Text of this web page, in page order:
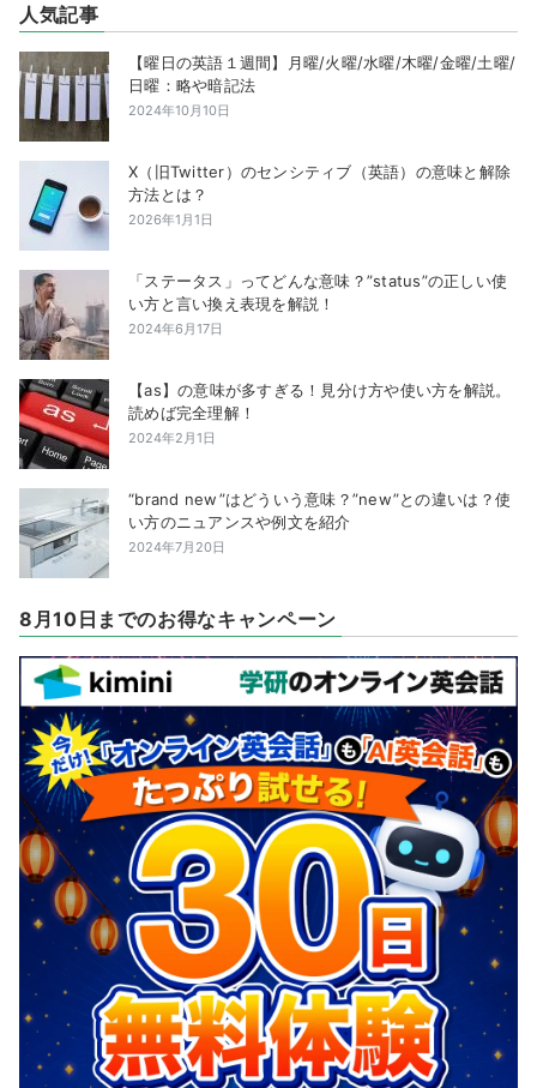
人気記事
【曜日の英語１週間】月曜/火曜/水曜/木曜/金曜/土曜/
日曜：略や暗記法
2024年10月10日
X（旧Twitter）のセンシティブ（英語）の意味と解除
方法とは？
2026年1月1日
「ステータス」ってどんな意味？”status”の正しい使
い方と言い換え表現を解説！
2024年6月17日
【as】の意味が多すぎる！見分け方や使い方を解説。
読めば完全理解！
2024年2月1日
“brand new”はどういう意味？”new”との違いは？使
い方のニュアンスや例文を紹介
2024年7月20日
8月10日までのお得なキャンペーン